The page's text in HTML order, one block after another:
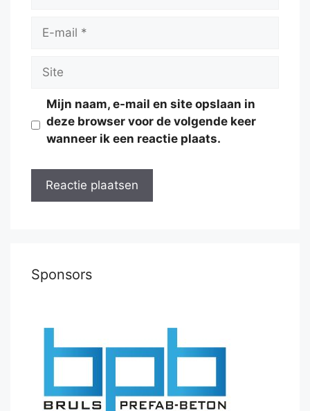
Site
Mijn naam, e-mail en site opslaan in
deze browser voor de volgende keer
wanneer ik een reactie plaats.
Sponsors